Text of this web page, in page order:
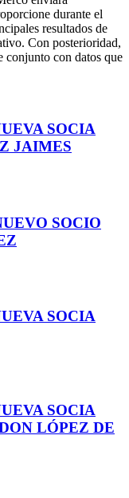
durante el
resultados de
Con posterioridad,
con datos que
SOCIA
JAIMES
SOCIO
SOCIA
SOCIA
LÓPEZ DE